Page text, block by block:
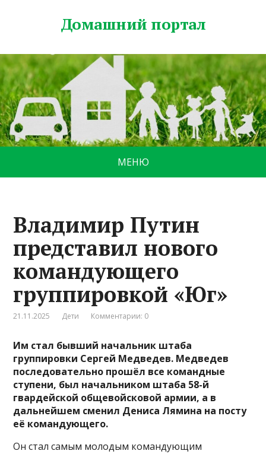
Домашний портал
МЕНЮ
Владимир Путин
представил нового
командующего
группировкой «Юг»
21.11.2025 Дети Комментарии: 0
Им стал бывший начальник штаба
группировки Сергей Медведев. Медведев
последовательно прошёл все командные
ступени, был начальником штаба 58-й
гвардейской общевойсковой армии, а в
дальнейшем сменил Дениса Лямина на посту
её командующего.
Он стал самым молодым командующим